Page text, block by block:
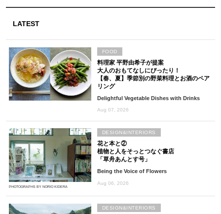
LATEST
料理家 平野由希子が提案
大人のおもてなしにぴったり！
【春、夏】季節別の野菜料理とお酒のペア
リング
Delightful Vegetable Dishes with Drinks
Aug 07, 2026
FOOD
PHOTOGRAPHS BY NORIO KIDERA
花と本と②
植物と人をそっとつなぐ書店
「草舟あんとす号」
Being the Voice of Flowers
Aug 06, 2026
DESIGN&INTERIORS
DESIGN&INTERIORS